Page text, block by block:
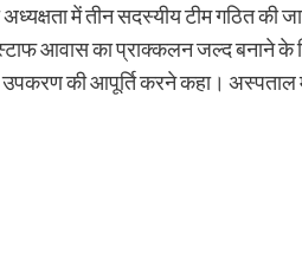
में तीन सदस्यीय टीम गठित की
आवास का प्राक्कलन जल्द बनाने के
की आपूर्ति करने कहा।